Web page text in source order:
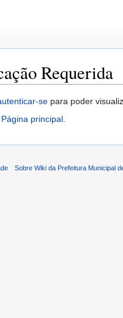
Requerida
se para poder
Página principal.
Sobre Wiki da Prefeitura Municipal